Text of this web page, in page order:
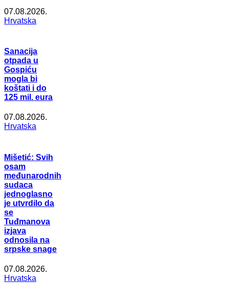
07.08.2026.
Hrvatska
Sanacija
otpada u
Gospiću
mogla bi
koštati i do
125 mil. eura
07.08.2026.
Hrvatska
Mišetić: Svih
osam
međunarodnih
sudaca
jednoglasno
je utvrdilo da
se
Tuđmanova
izjava
odnosila na
srpske snage
07.08.2026.
Hrvatska